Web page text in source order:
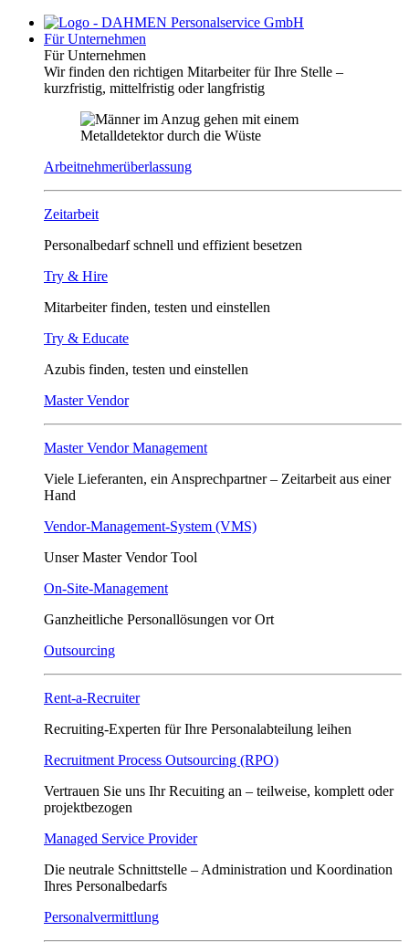
Für Unternehmen
Für Unternehmen
Wir finden den richtigen Mitarbeiter für Ihre Stelle –
kurzfristig, mittelfristig oder langfristig
Arbeitnehmerüberlassung
Zeitarbeit
Personalbedarf schnell und effizient besetzen
Try & Hire
Mitarbeiter finden, testen und einstellen
Try & Educate
Azubis finden, testen und einstellen
Master Vendor
Master Vendor Management
Viele Lieferanten, ein Ansprech­partner – Zeitarbeit aus einer
Hand
Vendor-Management-System (VMS)
Unser Master Vendor Tool
On-Site-Management
Ganzheitliche Personallösungen vor Ort
Outsourcing
Rent-a-Recruiter
Recruiting-Experten für Ihre Personalabteilung leihen
Recruitment Process Outsourcing (RPO)
Vertrauen Sie uns Ihr Recuiting an – teilweise, komplett oder
projektbezogen
Managed Service Provider
Die neutrale Schnittstelle – Administration und Koordination
Ihres Personalbedarfs
Personalvermittlung